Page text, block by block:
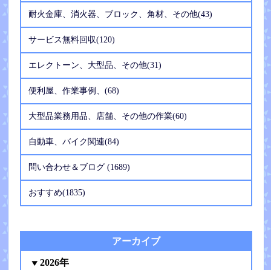
耐火金庫、消火器、ブロック、角材、その他(43)
サービス無料回収(120)
エレクトーン、大型品、その他(31)
便利屋、作業事例、(68)
大型品業務用品、店舗、その他の作業(60)
自動車、バイク関連(84)
問い合わせ＆ブログ (1689)
おすすめ(1835)
アーカイブ
2026年